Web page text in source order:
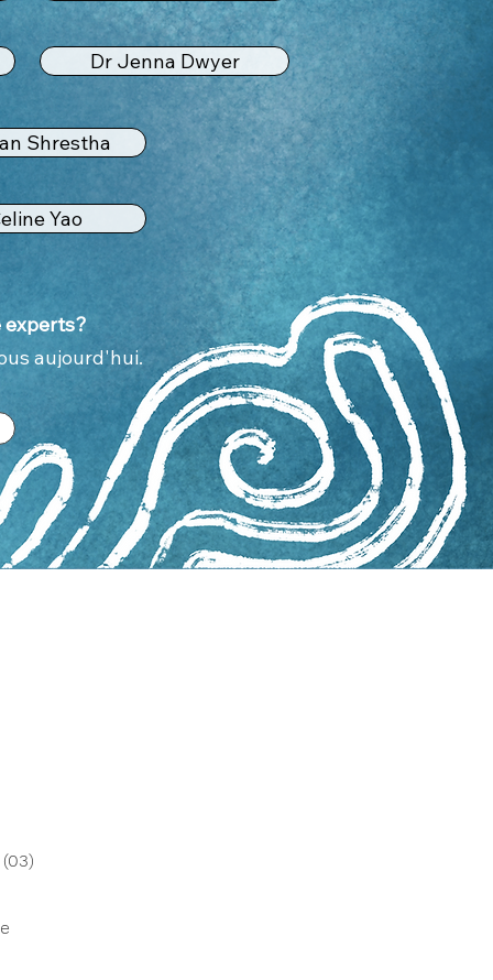
Dr Jenna Dwyer
Shrestha
Yao
experts?
aujourd'hui.